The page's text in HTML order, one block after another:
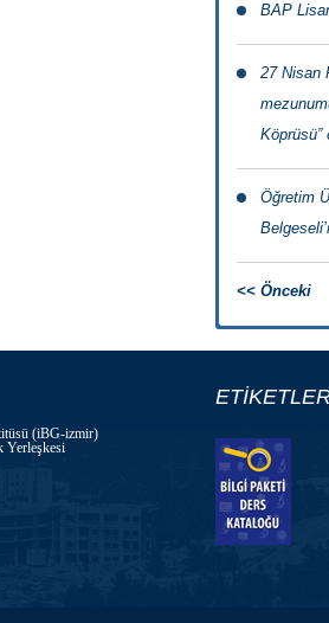
BAP
27 Nisan
Köprüsü”
Öğretim
<< Önceki
(iBG-izmir)
Yerleşkesi